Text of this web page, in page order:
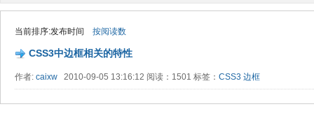
当前排序:发布时间 按阅读数
CSS3中边框相关的特性
作者: caixw 2010-09-05 13:16:12 阅读：1501 标签： CSS3 边框